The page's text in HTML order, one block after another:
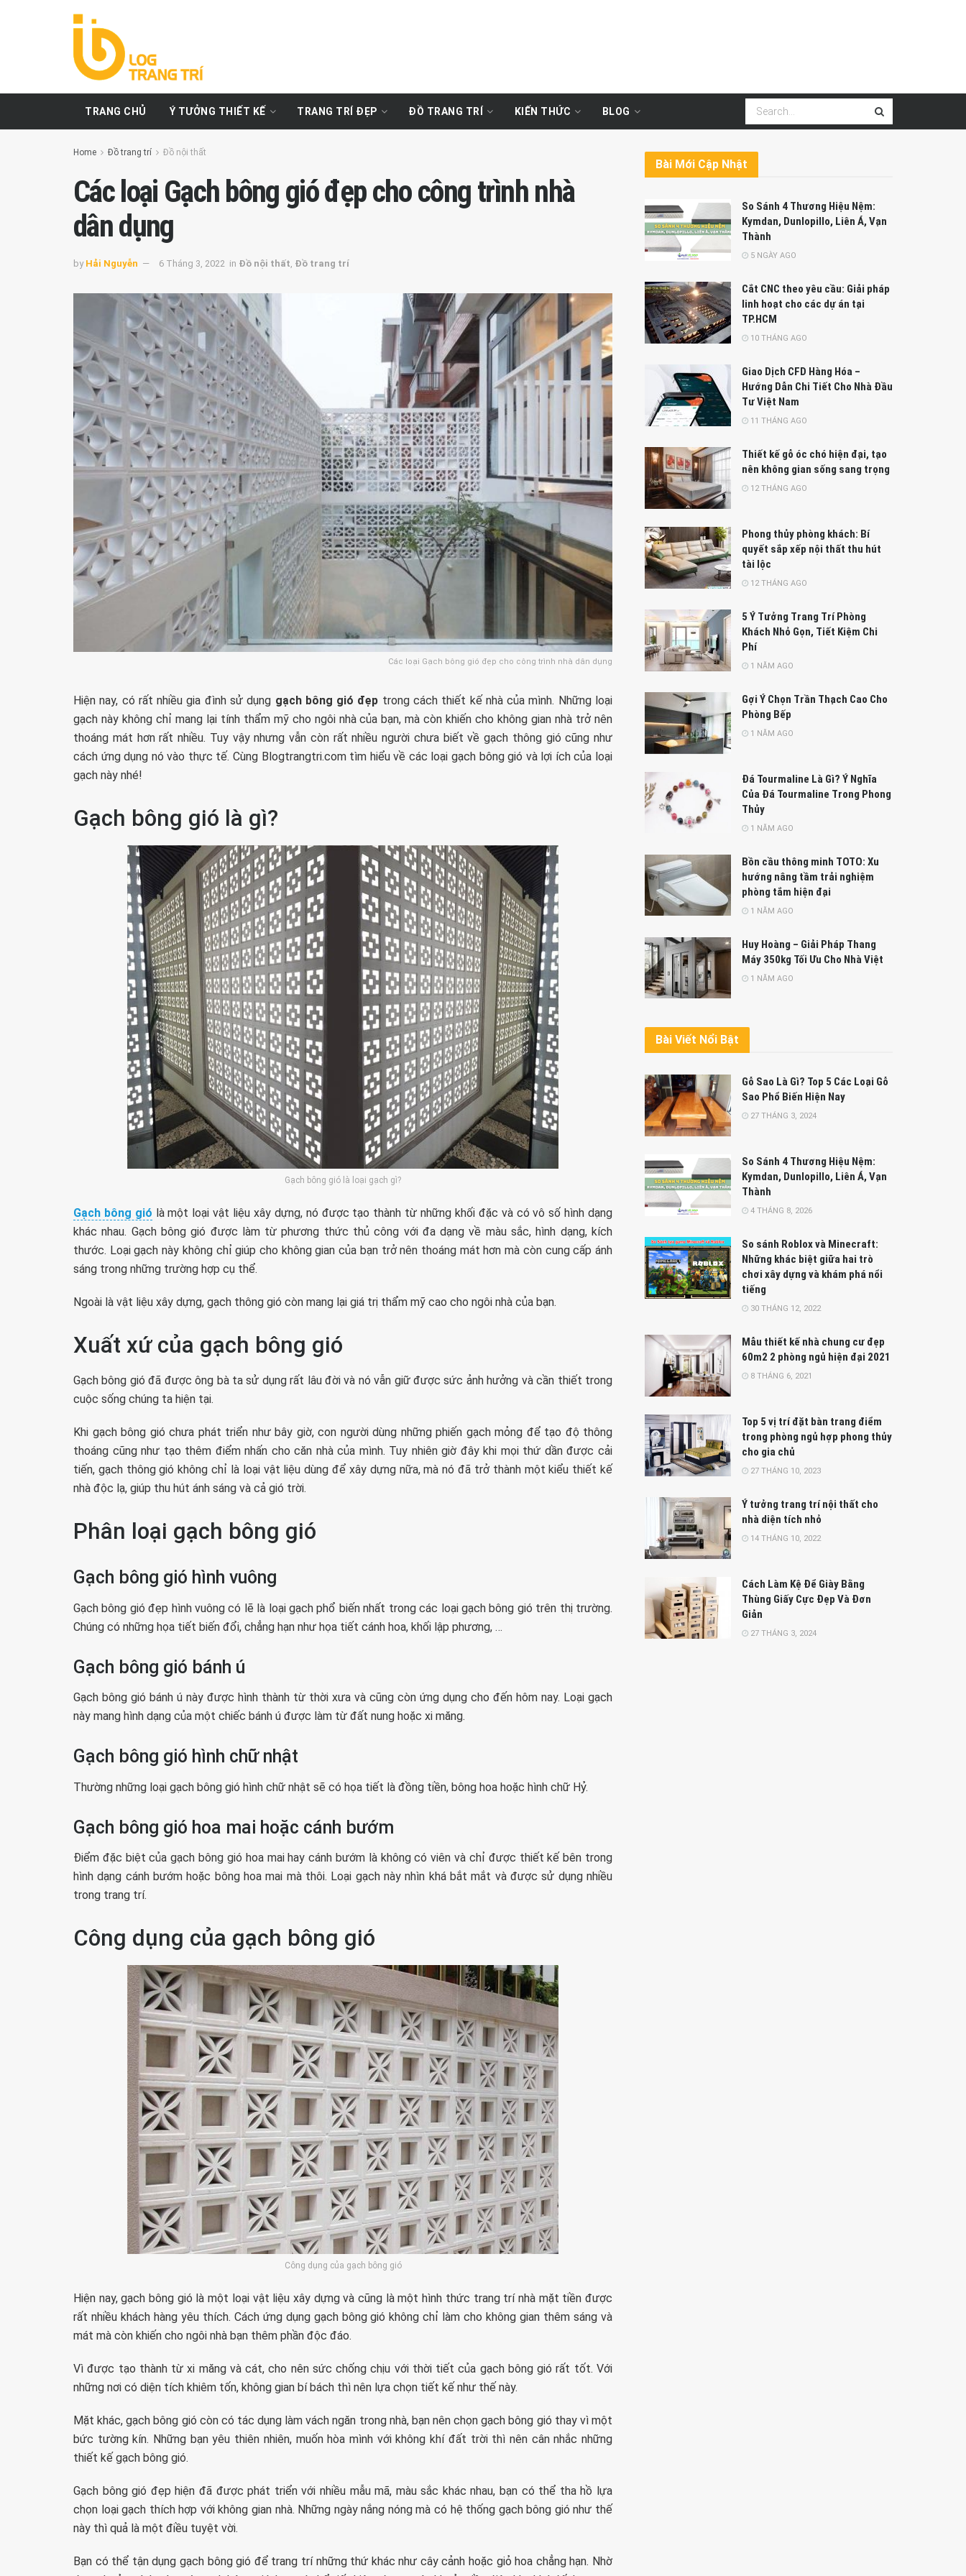
TRANG CHỦ Ý TƯỞNG THIẾT KẾ TRANG TRÍ ĐẸP ĐỒ TRANG TRÍ KIẾN THỨC BLOG
Home Đồ trang trí Đồ nội thất
Các loại Gạch bông gió đẹp cho công trình nhà
dân dụng
by Hải Nguyễn 6 Tháng 3, 2022 in Đồ nội thất Đồ trang trí
Các loại Gạch bông gió đẹp cho công trình nhà dân dụng
Hiện nay, có rất nhiều gia đình sử dụng gạch bông gió đẹp trong cách thiết kế nhà của mình. Những loại
gạch này không chỉ mang lại tính thẩm mỹ cho ngôi nhà của bạn, mà còn khiến cho không gian nhà trở nên
thoáng mát hơn rất nhiều. Tuy vậy nhưng vẫn còn rất nhiều người chưa biết về gạch thông gió cũng như
cách ứng dụng nó vào thực tế. Cùng Blogtrangtri.com tìm hiểu về các loại gạch bông gió và lợi ích của loại
gạch này nhé!
Gạch bông gió là gì?
Gạch bông gió là loại gạch gì?
Gạch bông gió là một loại vật liệu xây dựng, nó được tạo thành từ những khối đặc và có vô số hình dạng
khác nhau. Gạch bông gió được làm từ phương thức thủ công với đa dạng về màu sắc, hình dạng, kích
thước. Loại gạch này không chỉ giúp cho không gian của bạn trở nên thoáng mát hơn mà còn cung cấp ánh
sáng trong những trường hợp cụ thể.
Ngoài là vật liệu xây dựng, gạch thông gió còn mang lại giá trị thẩm mỹ cao cho ngôi nhà của bạn.
Xuất xứ của gạch bông gió
Gạch bông gió đã được ông bà ta sử dụng rất lâu đời và nó vẫn giữ được sức ảnh hưởng và cần thiết trong
cuộc sống chúng ta hiện tại.
Khi gạch bông gió chưa phát triển như bây giờ, con người dùng những phiến gạch mỏng để tạo độ thông
thoáng cũng như tạo thêm điểm nhấn cho căn nhà của mình. Tuy nhiên giờ đây khi mọi thứ dần được cải
tiến, gạch thông gió không chỉ là loại vật liệu dùng để xây dựng nữa, mà nó đã trở thành một kiểu thiết kế
nhà độc lạ, giúp thu hút ánh sáng và cả gió trời.
Phân loại gạch bông gió
Gạch bông gió hình vuông
Gạch bông gió đẹp hình vuông có lẽ là loại gạch phổ biến nhất trong các loại gạch bông gió trên thị trường.
Chúng có những họa tiết biến đổi, chẳng hạn như họa tiết cánh hoa, khối lập phương, …
Gạch bông gió bánh ú
Gạch bông gió bánh ú này được hình thành từ thời xưa và cũng còn ứng dụng cho đến hôm nay. Loại gạch
này mang hình dạng của một chiếc bánh ú được làm từ đất nung hoặc xi măng.
Gạch bông gió hình chữ nhật
Thường những loại gạch bông gió hình chữ nhật sẽ có họa tiết là đồng tiền, bông hoa hoặc hình chữ Hỷ.
Gạch bông gió hoa mai hoặc cánh bướm
Điểm đặc biệt của gạch bông gió hoa mai hay cánh bướm là không có viên và chỉ được thiết kế bên trong
hình dạng cánh bướm hoặc bông hoa mai mà thôi. Loại gạch này nhìn khá bắt mắt và được sử dụng nhiều
trong trang trí.
Công dụng của gạch bông gió
Công dụng của gạch bông gió
Hiện nay, gạch bông gió là một loại vật liệu xây dựng và cũng là một hình thức trang trí nhà mặt tiền được
rất nhiều khách hàng yêu thích. Cách ứng dụng gạch bông gió không chỉ làm cho không gian thêm sáng và
mát mà còn khiến cho ngôi nhà bạn thêm phần độc đáo.
Vì được tạo thành từ xi măng và cát, cho nên sức chống chịu với thời tiết của gạch bông gió rất tốt. Với
những nơi có diện tích khiêm tốn, không gian bí bách thì nên lựa chọn tiết kế như thế này.
Mặt khác, gạch bông gió còn có tác dụng làm vách ngăn trong nhà, bạn nên chọn gạch bông gió thay vì một
bức tường kín. Những bạn yêu thiên nhiên, muốn hòa mình với không khí đất trời thì nên cân nhắc những
thiết kế gạch bông gió.
Gạch bông gió đẹp hiện đã được phát triển với nhiều mẫu mã, màu sắc khác nhau, bạn có thể tha hồ lựa
chọn loại gạch thích hợp với không gian nhà. Những ngày nắng nóng mà có hệ thống gạch bông gió như thế
này thì quả là một điều tuyệt vời.
Bạn có thể tận dụng gạch bông gió để trang trí những thứ khác như cây cảnh hoặc giỏ hoa chẳng hạn. Nhờ
Bài Mới Cập Nhật
So Sánh 4 Thương Hiệu Nệm:
Kymdan, Dunlopillo, Liên Á, Vạn
Thành
5 NGÀY AGO
Cắt CNC theo yêu cầu: Giải pháp
linh hoạt cho các dự án tại
TP.HCM
10 THÁNG AGO
Giao Dịch CFD Hàng Hóa –
Hướng Dẫn Chi Tiết Cho Nhà Đầu
Tư Việt Nam
11 THÁNG AGO
Thiết kế gỗ óc chó hiện đại, tạo
nên không gian sống sang trọng
12 THÁNG AGO
Phong thủy phòng khách: Bí
quyết sắp xếp nội thất thu hút
tài lộc
12 THÁNG AGO
5 Ý Tưởng Trang Trí Phòng
Khách Nhỏ Gọn, Tiết Kiệm Chi
Phí
1 NĂM AGO
Gợi Ý Chọn Trần Thạch Cao Cho
Phòng Bếp
1 NĂM AGO
Đá Tourmaline Là Gì? Ý Nghĩa
Của Đá Tourmaline Trong Phong
Thủy
1 NĂM AGO
Bồn cầu thông minh TOTO: Xu
hướng nâng tầm trải nghiệm
phòng tắm hiện đại
1 NĂM AGO
Huy Hoàng – Giải Pháp Thang
Máy 350kg Tối Ưu Cho Nhà Việt
1 NĂM AGO
Bài Viết Nổi Bật
Gỗ Sao Là Gì? Top 5 Các Loại Gỗ
Sao Phổ Biến Hiện Nay
27 THÁNG 3, 2024
So Sánh 4 Thương Hiệu Nệm:
Kymdan, Dunlopillo, Liên Á, Vạn
Thành
4 THÁNG 8, 2026
So sánh Roblox và Minecraft:
Những khác biệt giữa hai trò
chơi xây dựng và khám phá nổi
tiếng
30 THÁNG 12, 2022
Mẫu thiết kế nhà chung cư đẹp
60m2 2 phòng ngủ hiện đại 2021
8 THÁNG 6, 2021
Top 5 vị trí đặt bàn trang điểm
trong phòng ngủ hợp phong thủy
cho gia chủ
27 THÁNG 10, 2023
Ý tưởng trang trí nội thất cho
nhà diện tích nhỏ
14 THÁNG 10, 2022
Cách Làm Kệ Để Giày Bằng
Thùng Giấy Cực Đẹp Và Đơn
Giản
27 THÁNG 3, 2024